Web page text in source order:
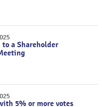
a Shareholder
5% or more votes